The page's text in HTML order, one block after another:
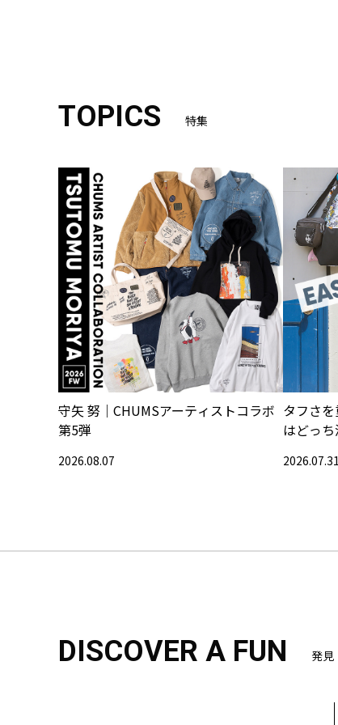
TOPICS 特集
守矢 努｜CHUMSアーティストコラボ
第5弾
2026.08.07
タフさ
はどっ
2026.07.31
DISCOVER A FUN 発見